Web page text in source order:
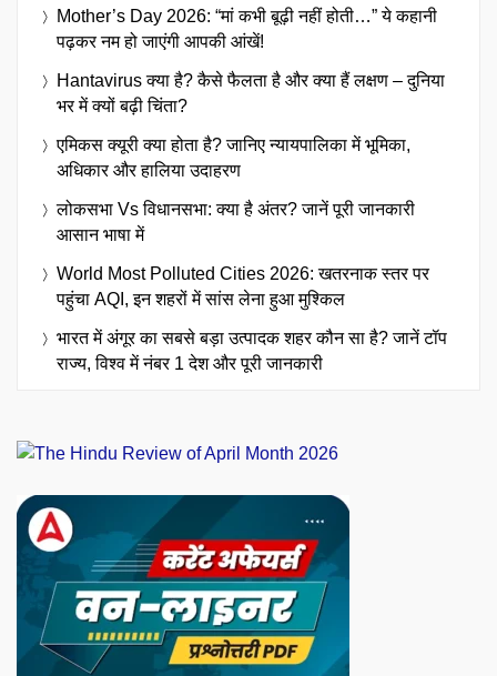
Mother’s Day 2026: “मां कभी बूढ़ी नहीं होती…” ये कहानी
पढ़कर नम हो जाएंगी आपकी आंखें!
Hantavirus क्या है? कैसे फैलता है और क्या हैं लक्षण – दुनिया
भर में क्यों बढ़ी चिंता?
एमिकस क्यूरी क्या होता है? जानिए न्यायपालिका में भूमिका,
अधिकार और हालिया उदाहरण
लोकसभा Vs विधानसभा: क्या है अंतर? जानें पूरी जानकारी
आसान भाषा में
World Most Polluted Cities 2026: खतरनाक स्तर पर
पहुंचा AQI, इन शहरों में सांस लेना हुआ मुश्किल
भारत में अंगूर का सबसे बड़ा उत्पादक शहर कौन सा है? जानें टॉप
राज्य, विश्व में नंबर 1 देश और पूरी जानकारी